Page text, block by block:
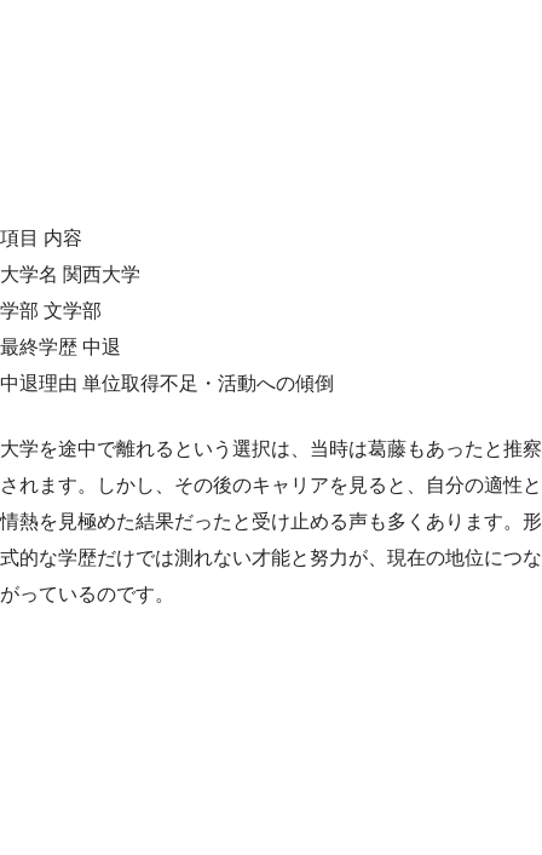
項目 内容
大学名 関西大学
学部 文学部
最終学歴 中退
中退理由 単位取得不足・活動への傾倒
大学を途中で離れるという選択は、当時は葛藤もあったと推察
されます。しかし、その後のキャリアを見ると、自分の適性と
情熱を見極めた結果だったと受け止める声も多くあります。形
式的な学歴だけでは測れない才能と努力が、現在の地位につな
がっているのです。